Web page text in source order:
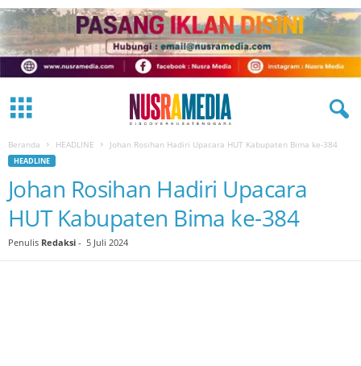
Beranda HEADLINE Johan Rosihan Hadiri Upacara HUT Kabupaten Bima ke-384
HEADLINE
Johan Rosihan Hadiri Upacara
HUT Kabupaten Bima ke-384
Penulis Redaksi - 5 Juli 2024